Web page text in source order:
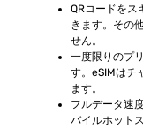
QRコードをス
きます。その
せん。
一度限りのプ
す。eSIMはチ
ます。
フルデータ速
バイルホット